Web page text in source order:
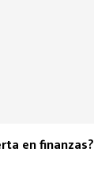
en finanzas?